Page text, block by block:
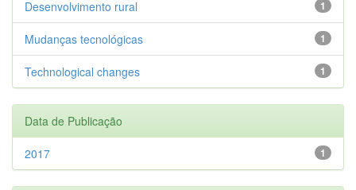
1
Desenvolvimento rural
1
Mudanças tecnológicas
1
Technological changes
Data de Publicação
1
2017